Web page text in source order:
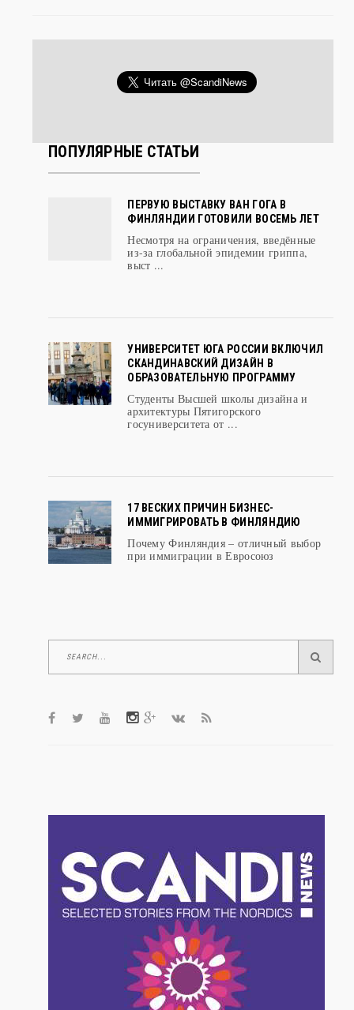
ПОПУЛЯРНЫЕ СТАТЬИ
ПЕРВУЮ ВЫСТАВКУ ВАН ГОГА В
ФИНЛЯНДИИ ГОТОВИЛИ ВОСЕМЬ ЛЕТ
Несмотря на ограничения, введённые
из-за глобальной эпидемии гриппа,
выст ...
УНИВЕРСИТЕТ ЮГА РОССИИ ВКЛЮЧИЛ
СКАНДИНАВСКИЙ ДИЗАЙН В
ОБРАЗОВАТЕЛЬНУЮ ПРОГРАММУ
Студенты Высшей школы дизайна и
архитектуры Пятигорского
госуниверситета от ...
17 ВЕСКИХ ПРИЧИН БИЗНЕС-
ИММИГРИРОВАТЬ В ФИНЛЯНДИЮ
Почему Финляндия – отличный выбор
при иммиграции в Евросоюз